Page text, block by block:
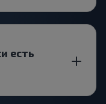
есть